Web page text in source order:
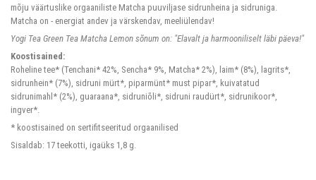
mõju väärtuslike orgaaniliste Matcha puuviljase sidrunheina ja sidruniga.
Matcha on - energiat andev ja värskendav, meeliülendav!
Yogi Tea Green Tea Matcha Lemon sõnum on: "Elavalt ja harmooniliselt läbi päeva!"
Koostisained:
Roheline tee* (Tenchani* 42%, Sencha* 9%, Matcha* 2%), laim* (8%), lagrits*,
sidrunhein* (7%), sidruni mürt*, piparmünt* must pipar*, kuivatatud
sidrunimahl* (2%), guaraana*, sidruniõli*, sidruni raudürt*, sidrunikoor*,
ingver*.
* koostisained on sertifitseeritud orgaanilised
Sisaldab: 17 teekotti, igaüks 1,8 g.